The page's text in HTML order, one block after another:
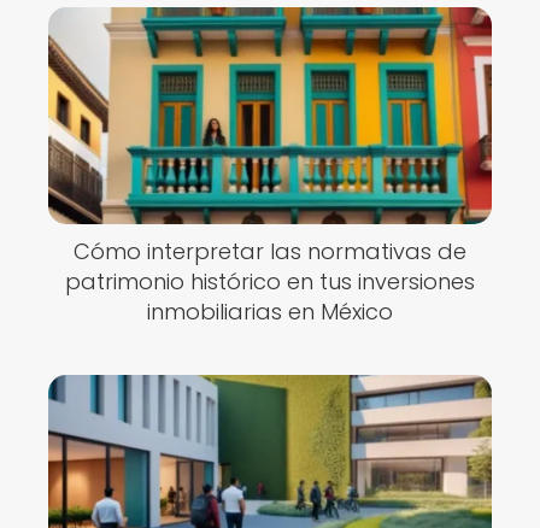
Cómo interpretar las normativas de
patrimonio histórico en tus inversiones
inmobiliarias en México